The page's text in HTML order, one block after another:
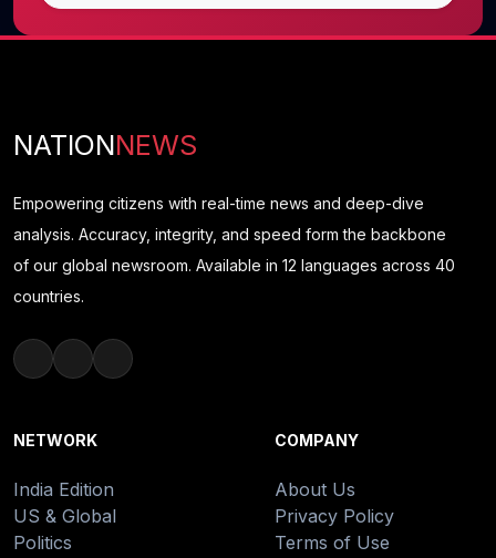
NATIONNEWS
Empowering citizens with real-time news and deep-dive
analysis. Accuracy, integrity, and speed form the backbone
of our global newsroom. Available in 12 languages across 40
countries.
NETWORK
India Edition
US & Global
Politics
COMPANY
About Us
Privacy Policy
Terms of Use